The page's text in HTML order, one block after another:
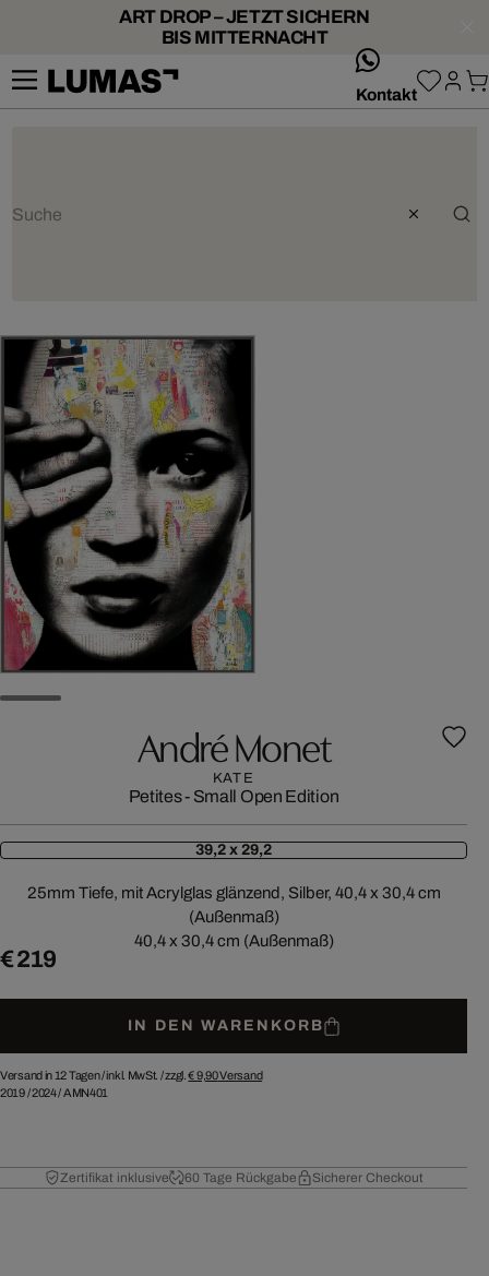
ART DROP – JETZT SICHERN
BIS MITTERNACHT
Kontakt
André Monet
KATE
Petites - Small Open Edition
39,2 x 29,2
25mm Tiefe, mit Acrylglas glänzend, Silber, 40,4 x 30,4 cm
(Außenmaß)
40,4 x 30,4 cm (Außenmaß)
€ 219
IN DEN WARENKORB
Versand in 12 Tagen /inkl. MwSt. / zzgl.€ 9,90Versand
2019/2024/AMN401
Zertifikat inklusive 60 Tage Rückgabe Sicherer Checkout